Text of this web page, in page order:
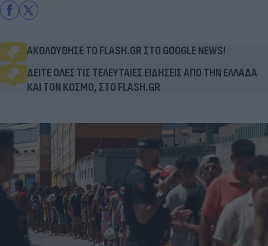
ΑΚΟΛΟΥΘΗΣΕ ΤΟ FLASH.GR ΣΤΟ GOOGLE NEWS!
ΔΕΙΤΕ ΟΛΕΣ ΤΙΣ ΤΕΛΕΥΤΑΙΕΣ ΕΙΔΗΣΕΙΣ ΑΠΟ ΤΗΝ ΕΛΛΑΔΑ
ΚΑΙ ΤΟΝ ΚΟΣΜΟ, ΣΤΟ FLASH.GR